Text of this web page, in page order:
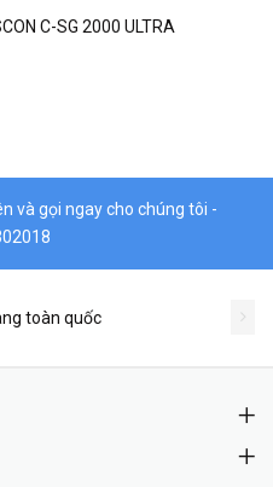
C-SG 2000 ULTRA
và gọi ngay cho chúng tôi -
toàn quốc